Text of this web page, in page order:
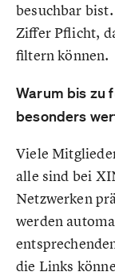
besuchbar
Ziffer Pflicht,
filtern können.
Warum bis zu
besonders
Viele
alle sind bei
Netzwerken
werden
die Links